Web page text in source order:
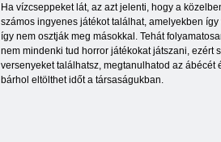
Ha vízcseppeket lát, az azt jelenti, hogy a
számos ingyenes játékot találhat, amelyekben
így nem osztják meg másokkal. Tehát
nem mindenki tud horror játékokat játszani, ezért
versenyeket találhatsz, megtanulhatod az
bárhol eltölthet időt a társaságukban.